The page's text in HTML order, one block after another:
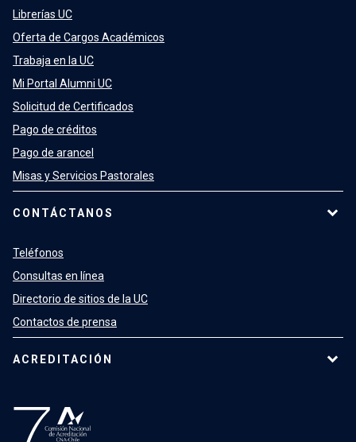
Librerías UC
Oferta de Cargos Académicos
Trabaja en la UC
Mi Portal Alumni UC
Solicitud de Certificados
Pago de créditos
Pago de arancel
Misas y Servicios Pastorales
CONTÁCTANOS
Teléfonos
Consultas en línea
Directorio de sitios de la UC
Contactos de prensa
ACREDITACIÓN